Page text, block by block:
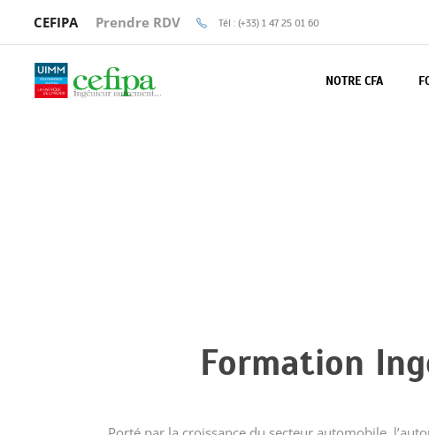
CEFIPA Prendre RDV Tél : (+33) 1 47 25 01 60
NOTRE CFA
Formation